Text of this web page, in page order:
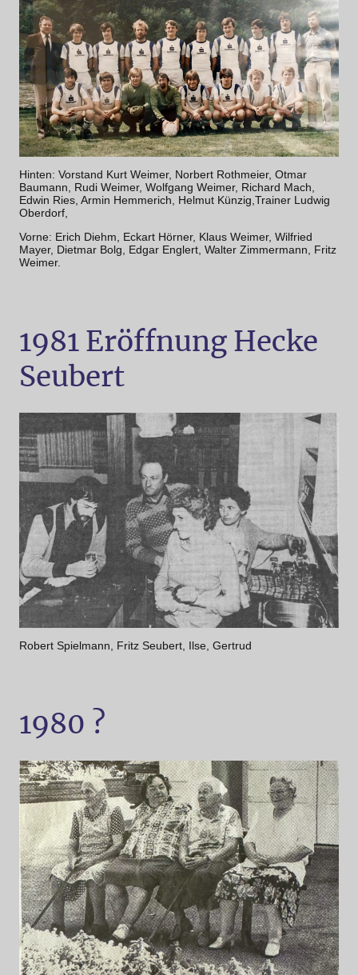
Hinten: Vorstand Kurt Weimer, Norbert Rothmeier, Otmar
Baumann, Rudi Weimer, Wolfgang Weimer, Richard Mach,
Edwin Ries, Armin Hemmerich, Helmut Künzig,Trainer Ludwig
Oberdorf,
Vorne: Erich Diehm, Eckart Hörner, Klaus Weimer, Wilfried
Mayer, Dietmar Bolg, Edgar Englert, Walter Zimmermann, Fritz
Weimer.
1981 Eröffnung Hecke
Seubert
Robert Spielmann, Fritz Seubert, Ilse, Gertrud
1980 ?